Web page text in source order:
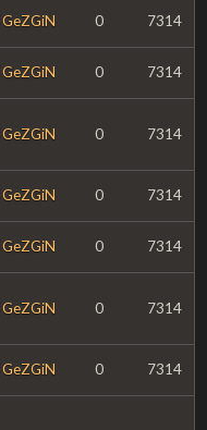
GeZGiN 0 7314
GeZGiN 0 7314
GeZGiN 0 7314
GeZGiN 0 7314
GeZGiN 0 7314
GeZGiN 0 7314
GeZGiN 0 7314